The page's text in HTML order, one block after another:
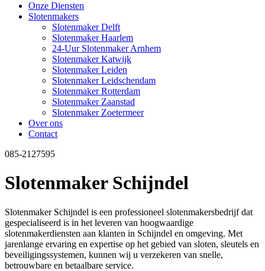
Onze Diensten
Slotenmakers
Slotenmaker Delft
Slotenmaker Haarlem
24-Uur Slotenmaker Arnhem
Slotenmaker Katwijk
Slotenmaker Leiden
Slotenmaker Leidschendam
Slotenmaker Rotterdam
Slotenmaker Zaanstad
Slotenmaker Zoetermeer
Over ons
Contact
085-2127595
Slotenmaker Schijndel
Slotenmaker Schijndel is een professioneel slotenmakersbedrijf dat
gespecialiseerd is in het leveren van hoogwaardige
slotenmakerdiensten aan klanten in Schijndel en omgeving. Met
jarenlange ervaring en expertise op het gebied van sloten, sleutels en
beveiligingssystemen, kunnen wij u verzekeren van snelle,
betrouwbare en betaalbare service.